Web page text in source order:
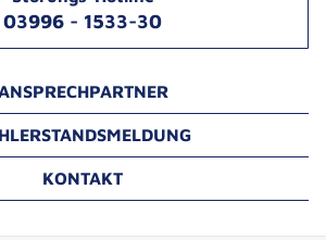
03996 - 1533-30
KONTAKT